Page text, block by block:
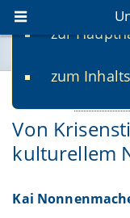
zur
zum
27.11.2018
Von
kulturellem
Kai